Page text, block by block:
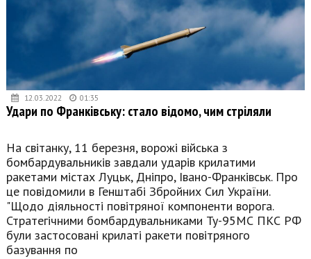
12.03.2022 01:35
Удари по Франківську: стало відомо, чим стріляли
На світанку, 11 березня, ворожі війська з
бомбардувальників завдали ударів крилатими
ракетами містах Луцьк, Дніпро, Івано-Франківськ. Про
це повідомили в Генштабі Збройних Сил України.
"Щодо діяльності повітряної компоненти ворога.
Стратегічними бомбардувальниками Ту-95МС ПКС РФ
були застосовані крилаті ракети повітряного
базування по